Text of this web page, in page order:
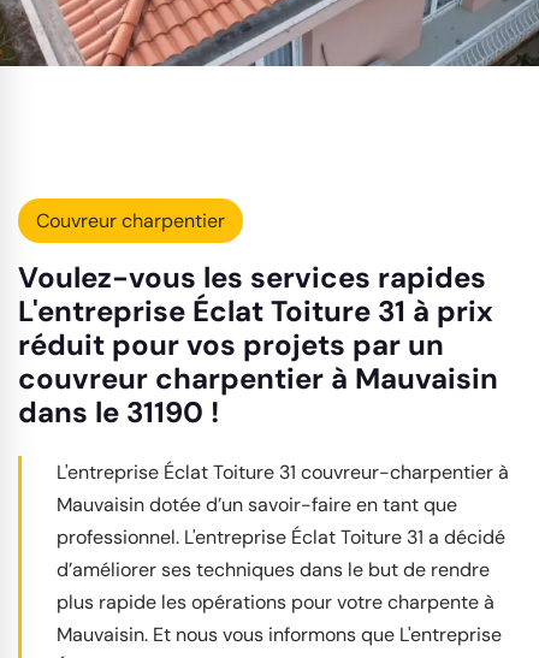
Couvreur charpentier
Voulez-vous les services rapides
L'entreprise Éclat Toiture 31 à prix
réduit pour vos projets par un
couvreur charpentier à Mauvaisin
dans le 31190 !
L'entreprise Éclat Toiture 31 couvreur-charpentier à
Mauvaisin dotée d’un savoir-faire en tant que
professionnel. L'entreprise Éclat Toiture 31 a décidé
d’améliorer ses techniques dans le but de rendre
plus rapide les opérations pour votre charpente à
Mauvaisin. Et nous vous informons que L'entreprise